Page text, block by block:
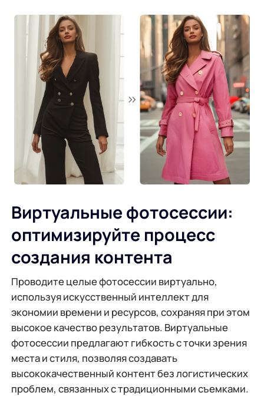
Виртуальные фотосессии:
оптимизируйте процесс
создания контента
Проводите целые фотосессии виртуально,
используя искусственный интеллект для
экономии времени и ресурсов, сохраняя при этом
высокое качество результатов. Виртуальные
фотосессии предлагают гибкость с точки зрения
места и стиля, позволяя создавать
высококачественный контент без логистических
проблем, связанных с традиционными съемками.